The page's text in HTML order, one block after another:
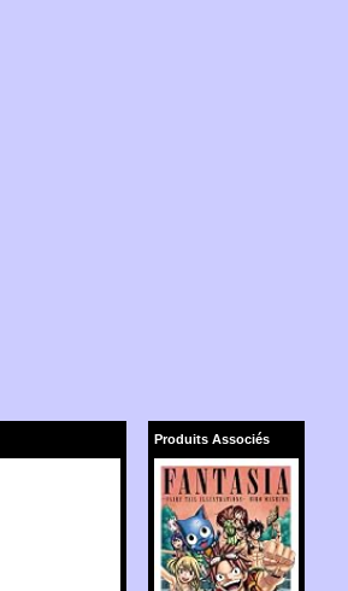
Produits Associés